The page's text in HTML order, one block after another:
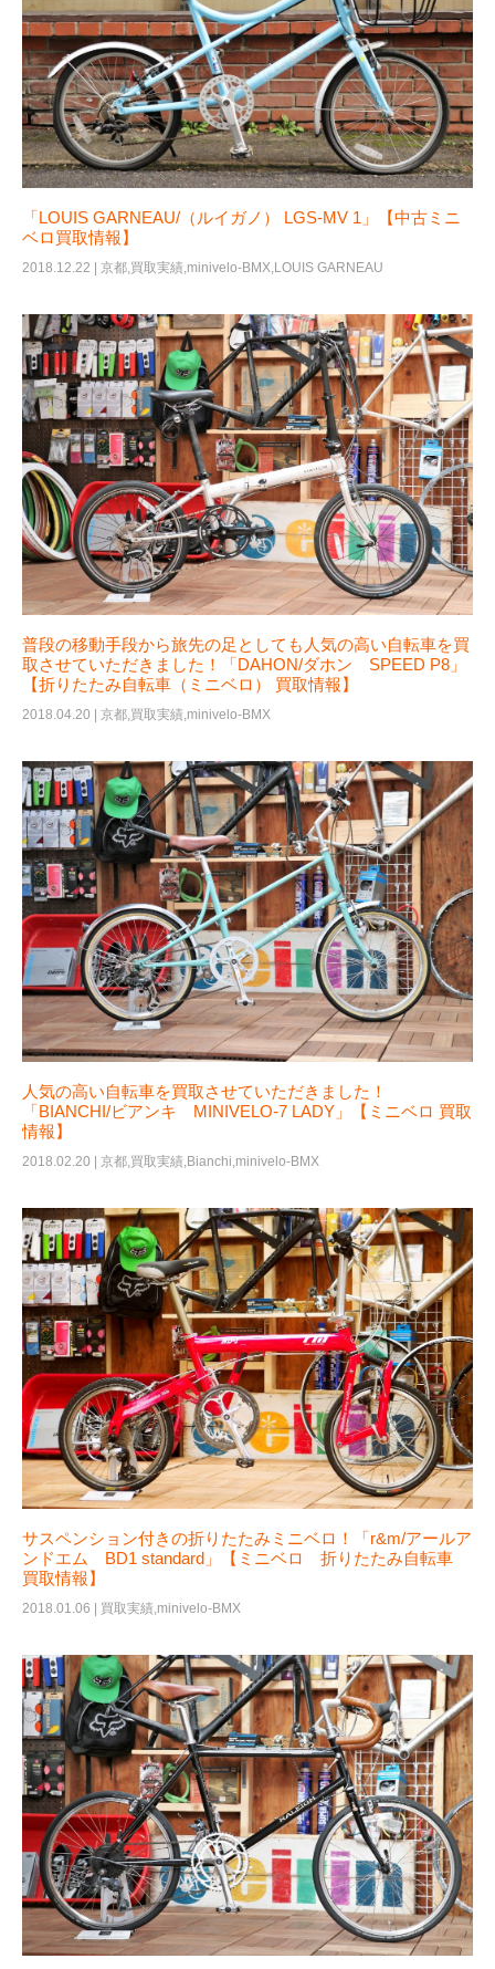
「LOUIS GARNEAU/（ルイガノ） LGS-MV 1」【中古ミニ
ベロ買取情報】
2018.12.22 | 京都,買取実績,minivelo-BMX,LOUIS GARNEAU
普段の移動手段から旅先の足としても人気の高い自転車を買
取させていただきました！「DAHON/ダホン SPEED P8」
【折りたたみ自転車（ミニベロ） 買取情報】
2018.04.20 | 京都,買取実績,minivelo-BMX
人気の高い自転車を買取させていただきました！
「BIANCHI/ビアンキ MINIVELO-7 LADY」【ミニベロ 買取
情報】
2018.02.20 | 京都,買取実績,Bianchi,minivelo-BMX
サスペンション付きの折りたたみミニベロ！「r&m/アールア
ンドエム BD1 standard」【ミニベロ 折りたたみ自転車
買取情報】
2018.01.06 | 買取実績,minivelo-BMX